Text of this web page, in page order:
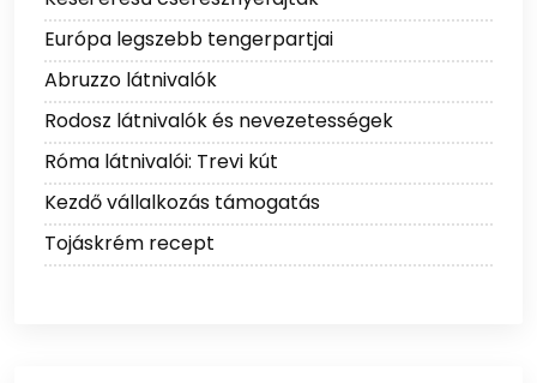
Európa legszebb tengerpartjai
Abruzzo látnivalók
Rodosz látnivalók és nevezetességek
Róma látnivalói: Trevi kút
Kezdő vállalkozás támogatás
Tojáskrém recept